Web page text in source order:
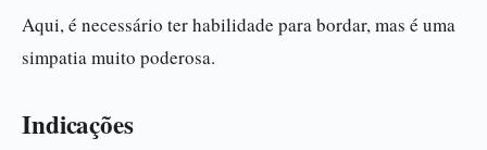
Aqui, é necessário ter habilidade para bordar, mas é uma
simpatia muito poderosa.
Indicações